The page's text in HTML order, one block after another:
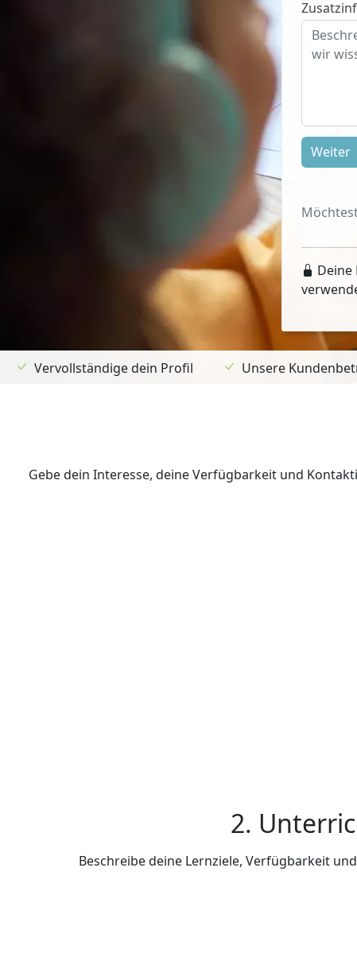
Weiter
Vervollständige dein Profil Unsere
Gebe dein Interesse, deine Verfügbarkeit und
2.
Beschreibe deine Lernziele, Verfügbarkeit